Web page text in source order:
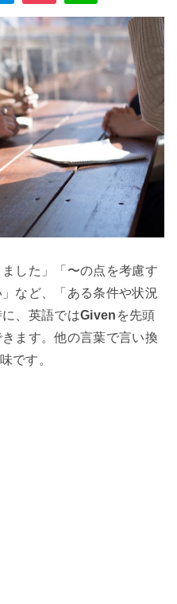
した」「〜の点を考慮す
など、「ある条件や状況
、英語ではGiven を先頭
ます。他の言葉で言い換
です。